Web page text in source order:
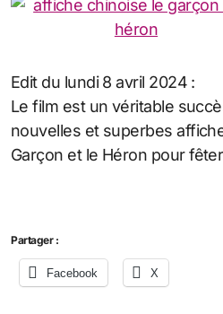
Edit du lundi 8 avril 2024 :
Le film est un véritable
nouvelles et superbes
Garçon et le Héron pour
Partager :
Facebook X